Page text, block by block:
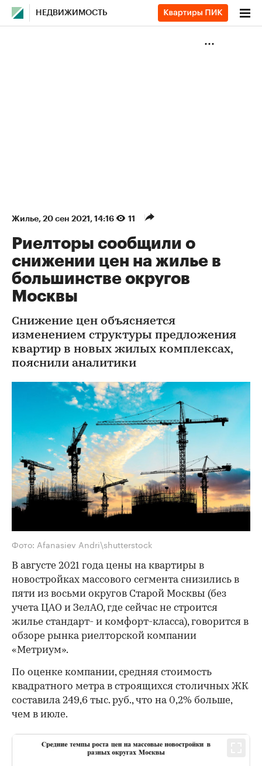
НЕДВИЖИМОСТЬ
Жилье⁠, 20 сен 2021, 14:16 11
Риелторы сообщили о
снижении цен на жилье в
большинстве округов
Москвы
Снижение цен объясняется
изменением структуры предложения
квартир в новых жилых комплексах,
пояснили аналитики
Фото: Afanasiev Andri\shutterstock
В августе 2021 года цены на квартиры в
новостройках массового сегмента снизились в
пяти из восьми округов Старой Москвы (без
учета ЦАО и ЗелАО, где сейчас не строится
жилье стандарт- и комфорт-класса), говорится в
обзоре рынка риелторской компании
«Метриум».
По оценке компании, средняя стоимость
квадратного метра в строящихся столичных ЖК
составила 249,6 тыс. руб., что на 0,2% больше,
чем в июле.